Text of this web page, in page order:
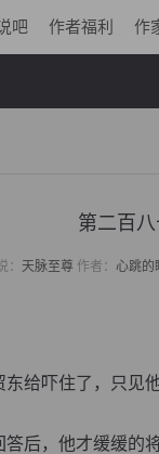
吧 作者福利 作
第二百
： 天脉至尊作者： 心跳的
给吓住了，只见
，他才缓缓的